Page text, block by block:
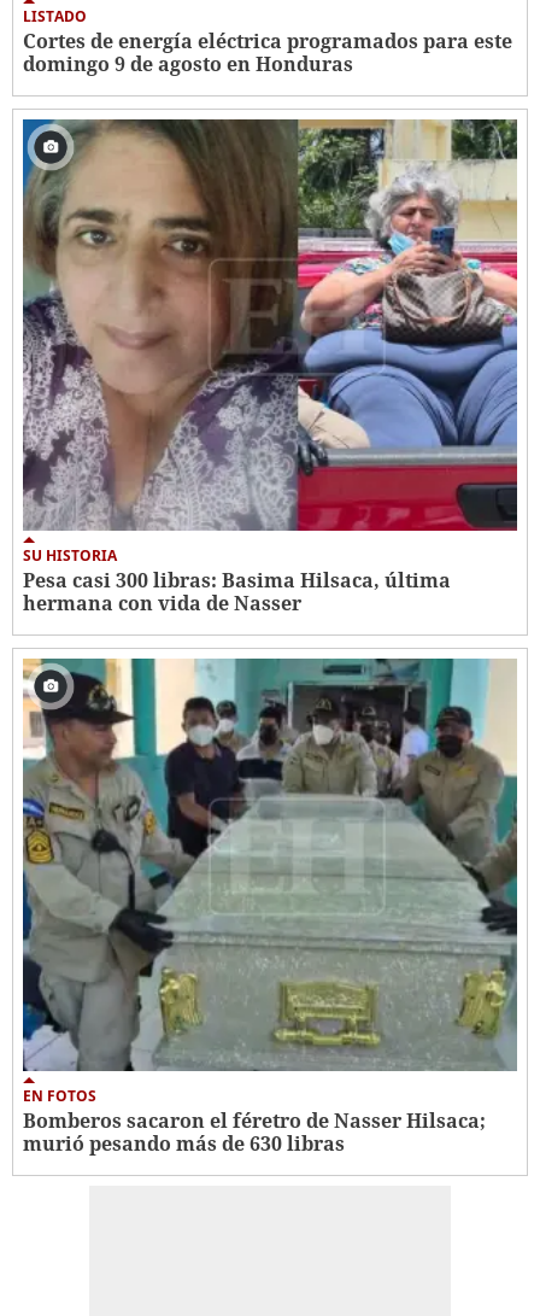
LISTADO
Cortes de energía eléctrica programados para este
domingo 9 de agosto en Honduras
SU HISTORIA
Pesa casi 300 libras: Basima Hilsaca, última
hermana con vida de Nasser
EN FOTOS
Bomberos sacaron el féretro de Nasser Hilsaca;
murió pesando más de 630 libras